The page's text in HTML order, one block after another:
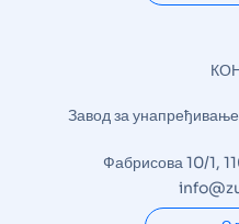
Завод за
Фабрисова 10/1,